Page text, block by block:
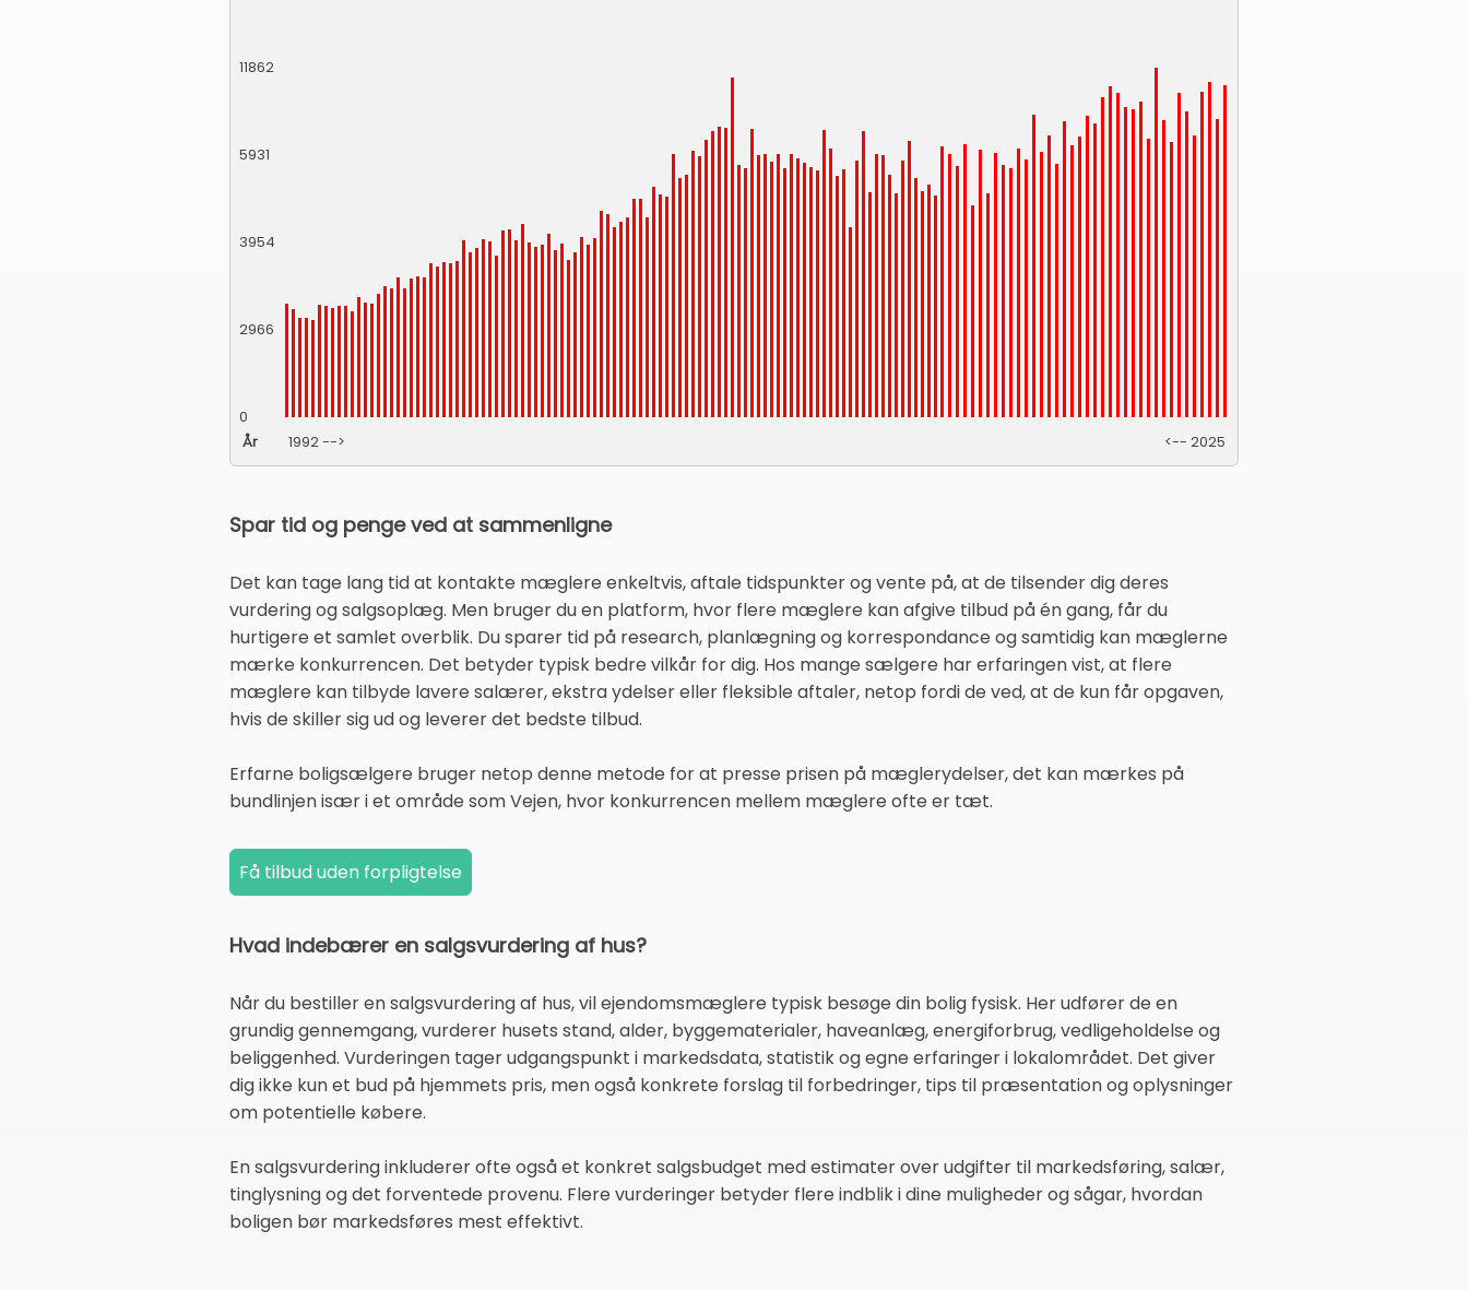
11862
5931
3954
2966
0
År
1992 --> <-- 2025
Spar tid og penge ved at sammenligne
Det kan tage lang tid at kontakte mæglere enkeltvis, aftale tidspunkter og vente på, at de tilsender dig deres
vurdering og salgsoplæg. Men bruger du en platform, hvor flere mæglere kan afgive tilbud på én gang, får du
hurtigere et samlet overblik. Du sparer tid på research, planlægning og korrespondance og samtidig kan mæglerne
mærke konkurrencen. Det betyder typisk bedre vilkår for dig. Hos mange sælgere har erfaringen vist, at flere
mæglere kan tilbyde lavere salærer, ekstra ydelser eller fleksible aftaler, netop fordi de ved, at de kun får opgaven,
hvis de skiller sig ud og leverer det bedste tilbud.
Erfarne boligsælgere bruger netop denne metode for at presse prisen på mæglerydelser, det kan mærkes på
bundlinjen især i et område som Vejen, hvor konkurrencen mellem mæglere ofte er tæt.
Hvad indebærer en salgsvurdering af hus?
Når du bestiller en salgsvurdering af hus, vil ejendomsmæglere typisk besøge din bolig fysisk. Her udfører de en
grundig gennemgang, vurderer husets stand, alder, byggematerialer, haveanlæg, energiforbrug, vedligeholdelse og
beliggenhed. Vurderingen tager udgangspunkt i markedsdata, statistik og egne erfaringer i lokalområdet. Det giver
dig ikke kun et bud på hjemmets pris, men også konkrete forslag til forbedringer, tips til præsentation og oplysninger
om potentielle købere.
En salgsvurdering inkluderer ofte også et konkret salgsbudget med estimater over udgifter til markedsføring, salær,
tinglysning og det forventede provenu. Flere vurderinger betyder flere indblik i dine muligheder og sågar, hvordan
boligen bør markedsføres mest effektivt.